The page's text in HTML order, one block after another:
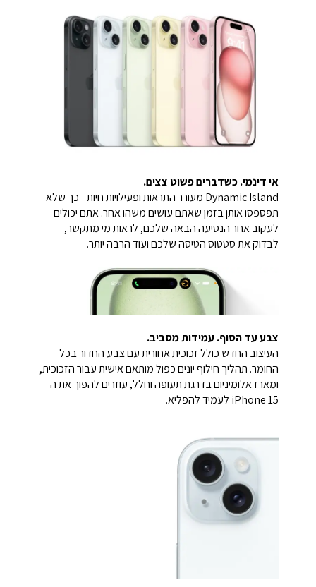
אי דינמי. כשדברים פשוט צצים.
Dynamic Island מעורר התראות ופעילויות חיות - כך שלא
תפספסו אותן בזמן שאתם עושים משהו אחר. אתם יכולים
לעקוב אחר הנסיעה הבאה שלכם, לראות מי מתקשר,
לבדוק את סטטוס הטיסה שלכם ועוד הרבה יותר.
צבע עד הסוף. עמידות מסביב.
העיצוב החדש כולל זכוכית אחורית עם צבע החדור בכל
החומר. תהליך חילוף יונים כפול מותאם אישית עבור הזכוכית,
ומארז אלומיניום בדרגת תעופה וחלל, עוזרים להפוך את ה-
iPhone 15 לעמיד להפליא.